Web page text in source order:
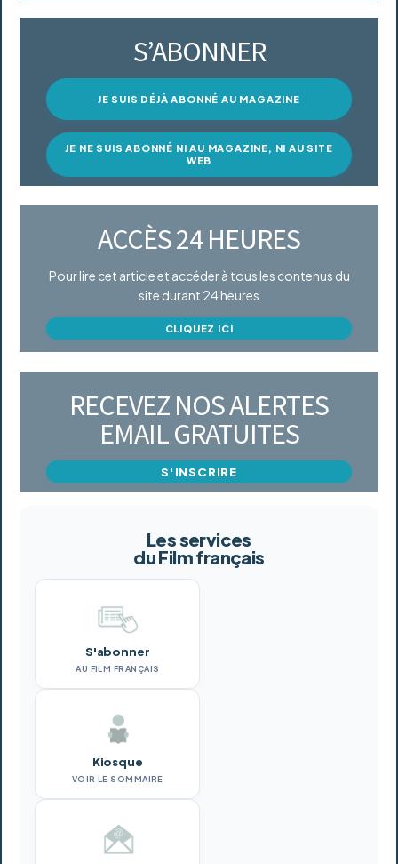
S’ABONNER
JE SUIS DÉJÀ ABONNÉ AU MAGAZINE
JE NE SUIS ABONNÉ NI AU MAGAZINE, NI AU SITE
WEB
ACCÈS 24 HEURES
Pour lire cet article et accéder à tous les contenus du
site durant 24 heures
CLIQUEZ ICI
RECEVEZ NOS ALERTES
EMAIL GRATUITES
S'INSCRIRE
Les services
du Film français
S'abonner
AU FILM FRANÇAIS
Kiosque
VOIR LE SOMMAIRE